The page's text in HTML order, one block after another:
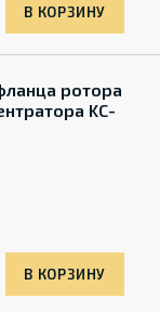
В КОРЗИНУ
ротора
KC-
В КОРЗИНУ